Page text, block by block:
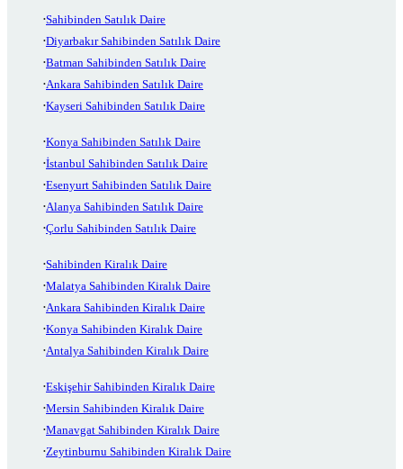
Sahibinden Satılık Daire
Diyarbakır Sahibinden Satılık Daire
Batman Sahibinden Satılık Daire
Ankara Sahibinden Satılık Daire
Kayseri Sahibinden Satılık Daire
Konya Sahibinden Satılık Daire
İstanbul Sahibinden Satılık Daire
Esenyurt Sahibinden Satılık Daire
Alanya Sahibinden Satılık Daire
Çorlu Sahibinden Satılık Daire
Sahibinden Kiralık Daire
Malatya Sahibinden Kiralık Daire
Ankara Sahibinden Kiralık Daire
Konya Sahibinden Kiralık Daire
Antalya Sahibinden Kiralık Daire
Eskişehir Sahibinden Kiralık Daire
Mersin Sahibinden Kiralık Daire
Manavgat Sahibinden Kiralık Daire
Zeytinburnu Sahibinden Kiralık Daire